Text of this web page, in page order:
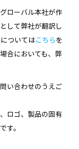
ローバル本社が作
して弊社が翻訳し
ついてはこちらを
合においても、弊
い合わせのうえご
ロゴ、製品の固有
す。